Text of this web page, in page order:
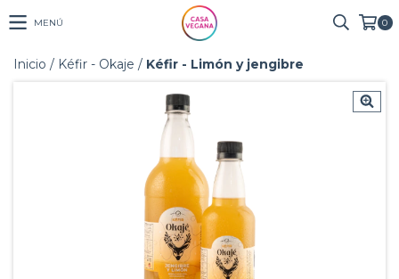
MENÚ 0
Inicio / Kéfir - Okaje / Kéfir - Limón y jengibre